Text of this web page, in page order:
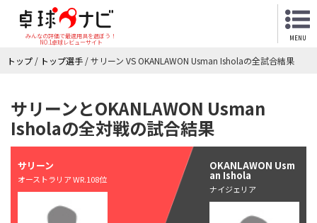
みんなの評価で最適用具を選ぼう！
NO.1卓球レビューサイト
MENU
トップ / トップ選手 /サリーン VS OKANLAWON Usman Isholaの全試合結果
サリーンとOKANLAWON Usman
Isholaの全対戦の試合結果
サリーン
オーストラリア WR.108位
OKANLAWON Usm
an Ishola
ナイジェリア